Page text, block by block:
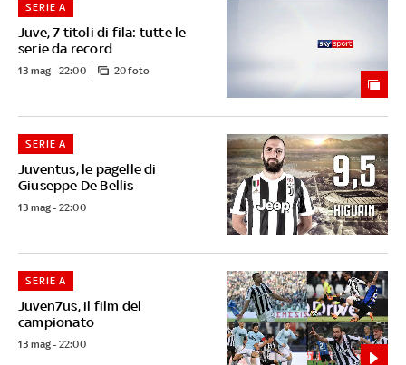
Juve, 7 titoli di fila: tutte le
serie da record
SERIE A
13 mag - 22:00 20 foto
Juventus, le pagelle di
Giuseppe De Bellis
SERIE A
13 mag - 22:00
Juven7us, il film del
campionato
SERIE A
13 mag - 22:00